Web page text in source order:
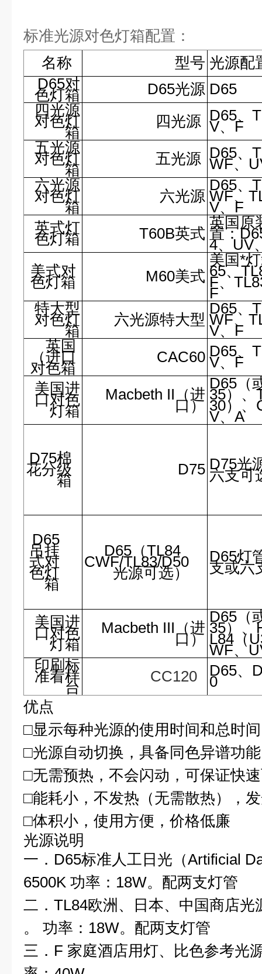
标准光源对色灯箱配置：
名称
型号 光源配
D65对
色灯箱 D65光源 D65
四光源
对色灯
箱
四光源 D65、
V、F
五光源
对色灯
箱
五光源 D65、
WF、
六光源
对色灯
箱
六光源
D65、
WF、
V、F
英式灯
色灯箱 T60B英式
英国原
置：
4、UV
美式对
色灯箱 M60美式
美国*
65、
F、
F
特大型
对色灯
箱
六光源特大型
D65、
WF、
V、F
英国
（进口
对色箱
CAC60 D65、
V、F
美国进
口对色
灯箱
Macbeth II（进
口）
D65（
35）、
30）、
V、A
D75棉
花分级
箱
D75 D75光
六支可
D65
吊挂
式对
色灯
箱
D65（TL84
CWF/TL83/D50
光源可选）
D65灯
支或六
美国进
口对色
灯箱
Macbeth III（进
口）
D65（
35）、
L84（
WF、
印刷标
准看样
台
CC120 D65、
0
优点
□显示每种光源的使用时间和总时间
□光源自动切换，具备同色异谱功能
□无需预热，不会闪动，可保证快
□能耗小，不发热（无需散热），
□体积小，使用方便，价格低廉
光源说明
一．D65标准人工日光（Artificial
6500K 功率：18W。配两支灯管
二．TL84欧洲、日本、中国商店光
。 功率：18W。配两支灯管
三．F 家庭酒店用灯、比色参考光